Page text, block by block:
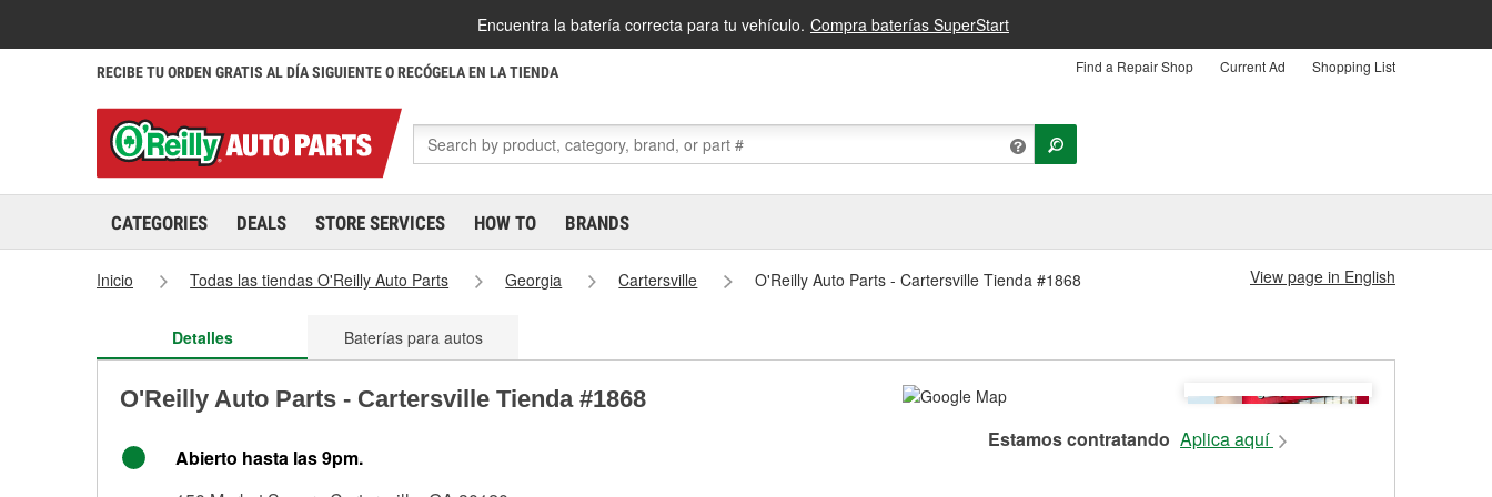
Encuentra la batería correcta para tu vehículo. Compra baterías SuperStart
RECIBE TU ORDEN GRATIS AL DÍA SIGUIENTE O RECÓGELA EN LA TIENDA Find a Repair Shop Current Ad Shopping List
CATEGORIES DEALS STORE SERVICES HOW TO BRANDS
Inicio Todas las tiendas O'Reilly Auto Parts Georgia Cartersville O'Reilly Auto Parts - Cartersville Tienda #1868 View page in English
Detalles Baterías para autos
O'Reilly Auto Parts - Cartersville Tienda #1868
Abierto hasta las 9pm.
Estamos contratando Aplica aquí